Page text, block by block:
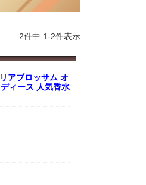
2件中 1-2件表示
アブロッサム オ
ィース 人気香水